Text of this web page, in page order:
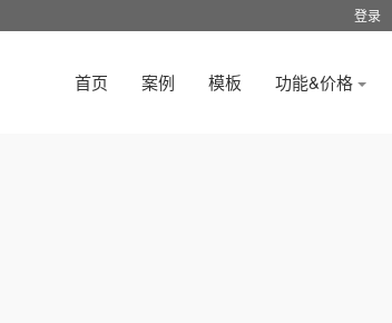
登录
首页 案例 模板 功能&价格